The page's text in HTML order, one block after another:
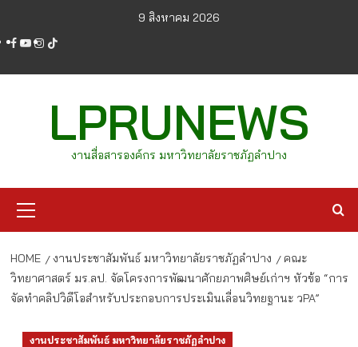
content
9 สิงหาคม 2026
facebook
youtube
instagram
tiktok
LPRUNEWS
งานสื่อสารองค์กร มหาวิทยาลัยราชภัฏลำปาง
Menu
HOME งานประชาสัมพันธ์ มหาวิทยาลัยราชภัฏลำปาง
คณะ
วิทยาศาสตร์ มร.ลป. จัดโครงการพัฒนาศักยภาพศิษย์เก่าฯ หัวข้อ “การ
จัดทำคลิปวิดีโอสำหรับประกอบการประเมินเลื่อนวิทยฐานะ วPA”
งานประชาสัมพันธ์ มหาวิทยาลัยราชภัฏลำปาง